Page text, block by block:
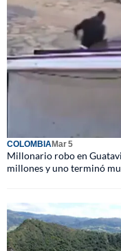
COLOMBIAMar 5
Millonario robo en
millones y uno terminó